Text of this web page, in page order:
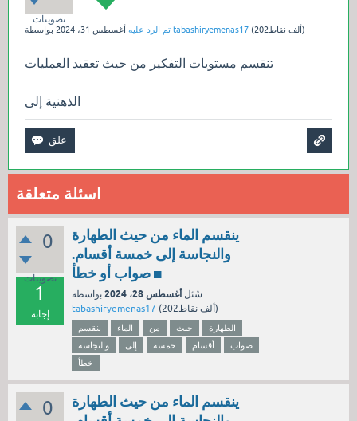
تصويتات
تم الرد عليه أغسطس 31، 2024 tabashiryemenas17 ( 202ألفنقاط)
تنقسم مستويات التفكير من حيث تعقيد العمليات
الذهنية إلى
اسئلة متعلقة
0
تصويتات
1
إجابة
ينقسم الماء من حيث الطهارة
والنجاسة إلى خمسة أقسام.
صواب أو خطأ ◼️
سُئل أغسطس 28، 2024
بواسطة
tabashiryemenas17 ( 202ألفنقاط)
ينقسم الماء من حيث
الطهارة
والنجاسة
إلى خمسة أقسام
صواب
خطأ
0
ينقسم الماء من حيث الطهارة